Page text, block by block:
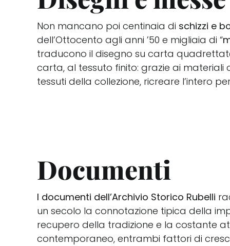
Non mancano poi centinaia di schizzi e
dell’Ottocento agli anni ’50 e migliaia di “
traducono il disegno su carta
carta, al tessuto finito: grazie ai materiali
tessuti della collezione, ricreare l’intero
Documenti
I documenti dell’Archivio Storico Rubelli
un secolo la connotazione tipica della
recupero della tradizione e la costante
contemporaneo, entrambi fattori di